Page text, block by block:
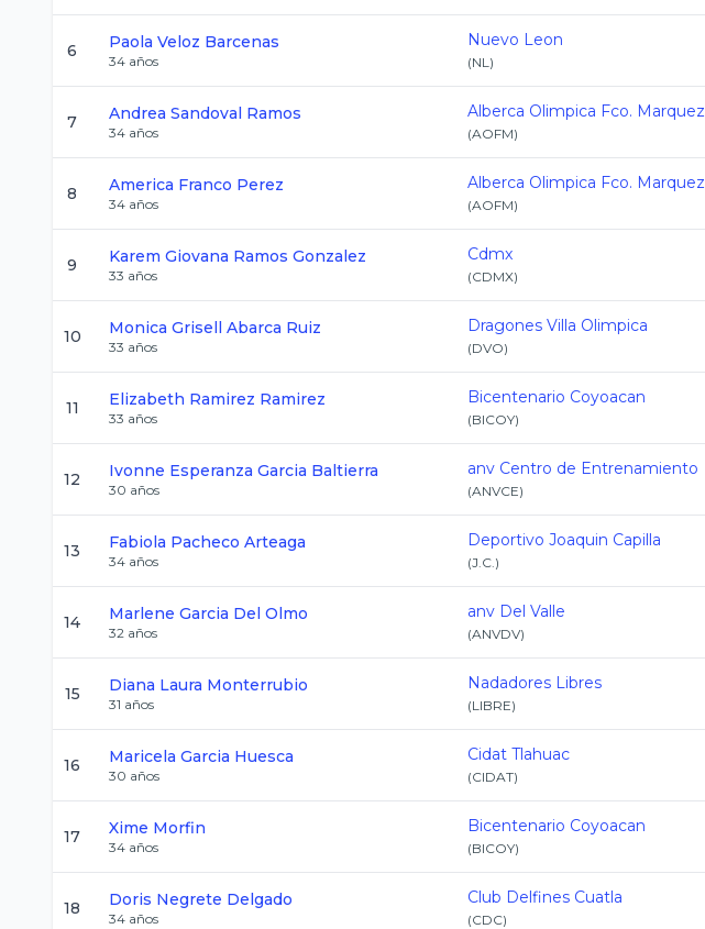
6 Paola Veloz Barcenas
34 años
Nuevo Leon
(NL)
7 Andrea Sandoval Ramos
34 años
Alberca Olimpica Fco. Marquez
(AOFM)
8 America Franco Perez
34 años
Alberca Olimpica Fco. Marquez
(AOFM)
9 Karem Giovana Ramos Gonzalez
33 años
Cdmx
(CDMX)
10 Monica Grisell Abarca Ruiz
33 años
Dragones Villa Olimpica
(DVO)
11 Elizabeth Ramirez Ramirez
33 años
Bicentenario Coyoacan
(BICOY)
12 Ivonne Esperanza Garcia Baltierra
30 años
anv Centro de Entrenamiento
(ANVCE)
13 Fabiola Pacheco Arteaga
34 años
Deportivo Joaquin Capilla
(J.C.)
14 Marlene Garcia Del Olmo
32 años
anv Del Valle
(ANVDV)
15 Diana Laura Monterrubio
31 años
Nadadores Libres
(LIBRE)
16 Maricela Garcia Huesca
30 años
Cidat Tlahuac
(CIDAT)
17 Xime Morfin
34 años
Bicentenario Coyoacan
(BICOY)
18 Doris Negrete Delgado
34 años
Club Delfines Cuatla
(CDC)